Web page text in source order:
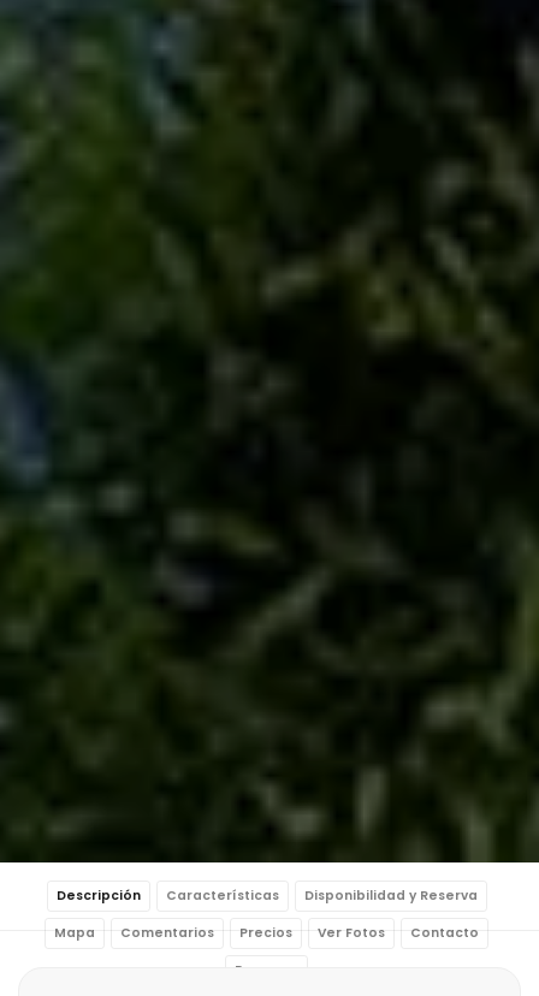
Descripción Características Disponibilidad y Reserva
Mapa Comentarios Precios Ver Fotos Contacto
Reservar